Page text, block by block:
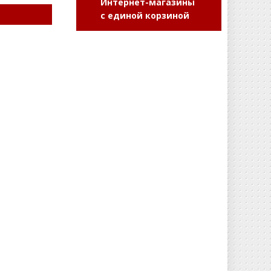
с единой корзиной